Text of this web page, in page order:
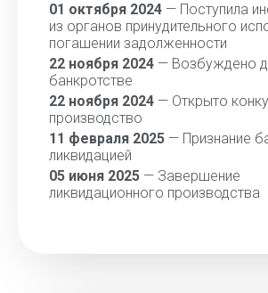
01 октября 2024 — Поступила
из органов принудительного
погашении задолженности
22 ноября 2024 — Возбуждено
банкротстве
22 ноября 2024 — Открыто
производство
11 февраля 2025 — Признание
ликвидацией
05 июня 2025 — Завершение
ликвидационного производства